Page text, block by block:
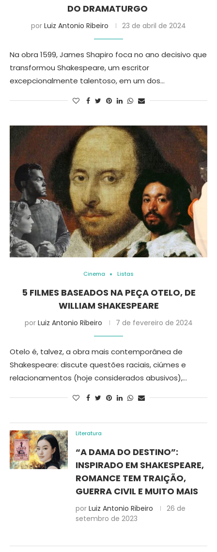
DO DRAMATURGO
por Luiz Antonio Ribeiro 23 de abril de 2024
Na obra 1599, James Shapiro foca no ano decisivo que
transformou Shakespeare, um escritor
excepcionalmente talentoso, em um dos…
Cinema Listas
5 FILMES BASEADOS NA PEÇA OTELO, DE
WILLIAM SHAKESPEARE
por Luiz Antonio Ribeiro 7 de fevereiro de 2024
Otelo é, talvez, a obra mais contemporânea de
Shakespeare: discute questões raciais, ciúmes e
relacionamentos (hoje considerados abusivos),…
Literatura
“A DAMA DO DESTINO”:
INSPIRADO EM SHAKESPEARE,
ROMANCE TEM TRAIÇÃO,
GUERRA CIVIL E MUITO MAIS
por Luiz Antonio Ribeiro
26 de
setembro de 2023